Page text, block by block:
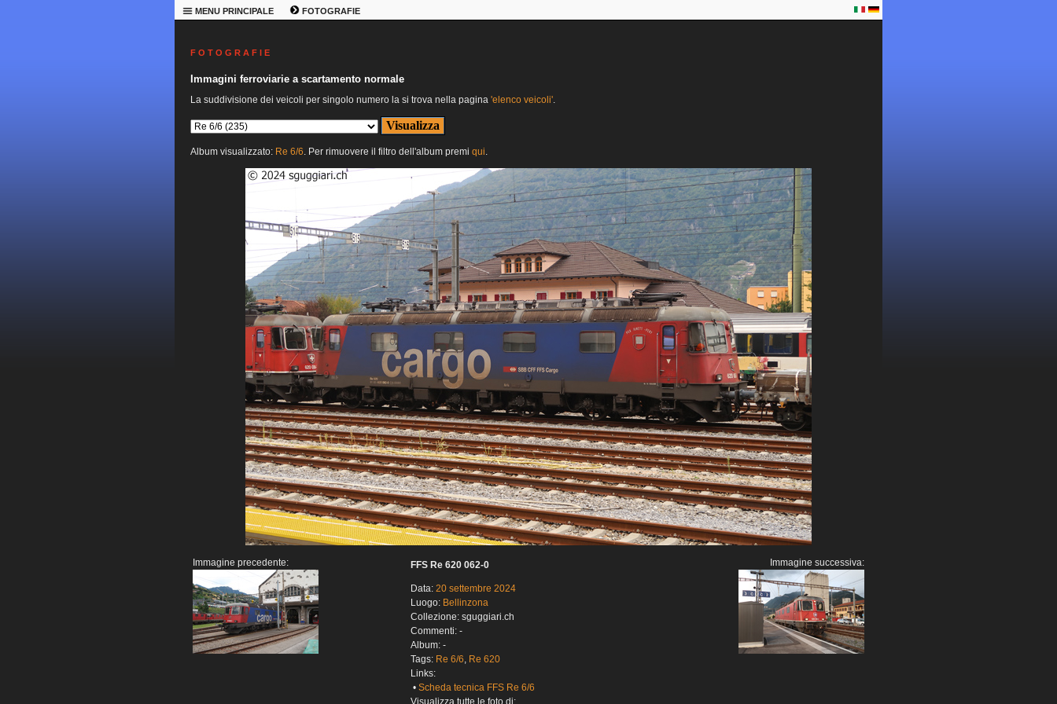
MENU PRINCIPALE FOTOGRAFIE
F O T O G R A F I E
Immagini ferroviarie a scartamento normale
La suddivisione dei veicoli per singolo numero la si trova nella pagina 'elenco veicoli'.
Album visualizzato: Re 6/6. Per rimuovere il filtro dell'album premi qui.
Immagine precedente: FFS Re 620 062-0
Data: 20 settembre 2024
Luogo: Bellinzona
Collezione: sguggiari.ch
Commenti: -
Album: -
Tags: Re 6/6, Re 620
Links:
• Scheda tecnica FFS Re 6/6
Immagine successiva: